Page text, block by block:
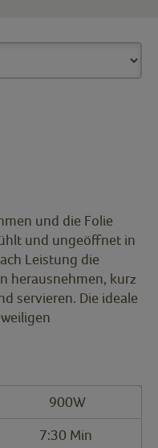
und die Folie
und ungeöffnet in
Leistung die
herausnehmen, kurz
servieren. Die ideale
900W
7:30 Min